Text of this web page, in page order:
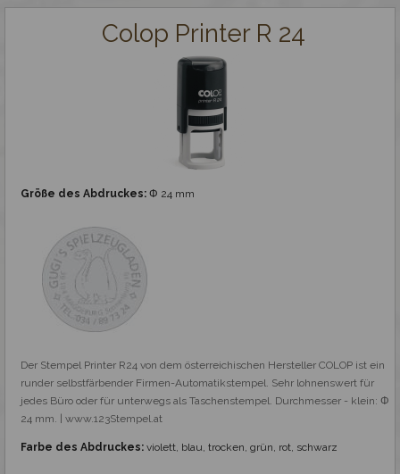
Colop Printer R 24
Größe des Abdruckes: Φ 24 mm
Der Stempel Printer R24 von dem österreichischen Hersteller COLOP ist ein
runder selbstfärbender Firmen-Automatikstempel. Sehr lohnenswert für
jedes Büro oder für unterwegs als Taschenstempel. Durchmesser - klein: Φ
24 mm. | www.123Stempel.at
Farbe des Abdruckes: violett, blau, trocken, grün, rot, schwarz